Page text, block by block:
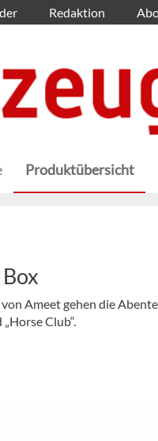
Redaktion
Produktübersicht
Ameet gehen die
Club“.